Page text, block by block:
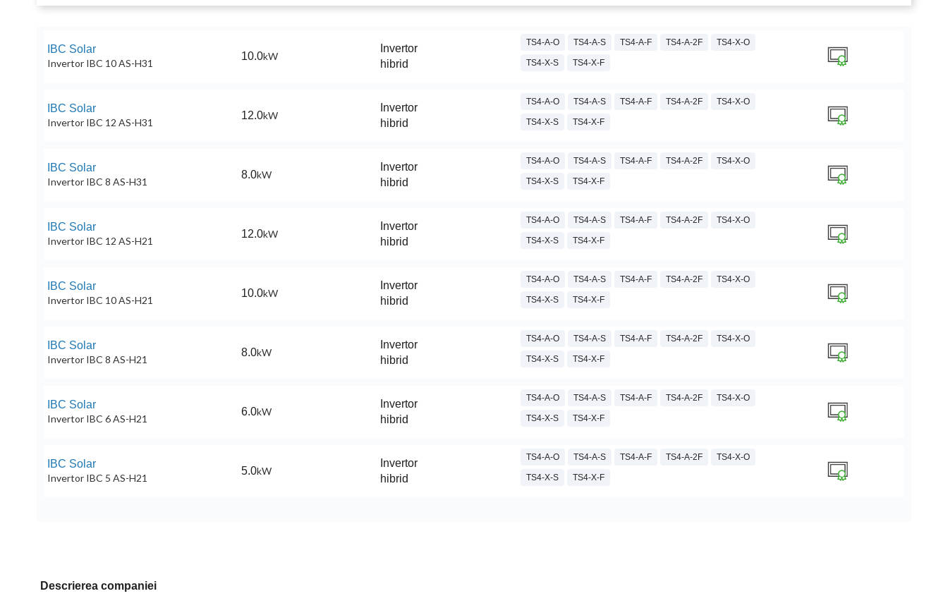
IBC Solar
Invertor IBC 10 AS-H31
10.0kW
Invertor
hibrid
TS4-A-O TS4-A-S TS4-A-F TS4-A-2F TS4-X-O
TS4-X-S TS4-X-F
IBC Solar
Invertor IBC 12 AS-H31
12.0kW
Invertor
hibrid
TS4-A-O TS4-A-S TS4-A-F TS4-A-2F TS4-X-O
TS4-X-S TS4-X-F
IBC Solar
Invertor IBC 8 AS-H31
8.0kW
Invertor
hibrid
TS4-A-O TS4-A-S TS4-A-F TS4-A-2F TS4-X-O
TS4-X-S TS4-X-F
IBC Solar
Invertor IBC 12 AS-H21
12.0kW
Invertor
hibrid
TS4-A-O TS4-A-S TS4-A-F TS4-A-2F TS4-X-O
TS4-X-S TS4-X-F
IBC Solar
Invertor IBC 10 AS-H21
10.0kW
Invertor
hibrid
TS4-A-O TS4-A-S TS4-A-F TS4-A-2F TS4-X-O
TS4-X-S TS4-X-F
IBC Solar
Invertor IBC 8 AS-H21
8.0kW
Invertor
hibrid
TS4-A-O TS4-A-S TS4-A-F TS4-A-2F TS4-X-O
TS4-X-S TS4-X-F
IBC Solar
Invertor IBC 6 AS-H21
6.0kW
Invertor
hibrid
TS4-A-O TS4-A-S TS4-A-F TS4-A-2F TS4-X-O
TS4-X-S TS4-X-F
IBC Solar
Invertor IBC 5 AS-H21
5.0kW
Invertor
hibrid
TS4-A-O TS4-A-S TS4-A-F TS4-A-2F TS4-X-O
TS4-X-S TS4-X-F
Descrierea companiei